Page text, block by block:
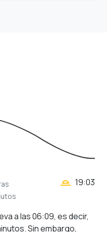
wb_twilight_2 19:03
a las 06:09, es decir,
Sin embargo,